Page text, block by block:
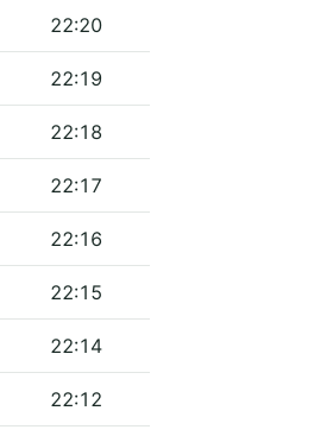
22:20
22:19
22:18
22:17
22:16
22:15
22:14
22:12